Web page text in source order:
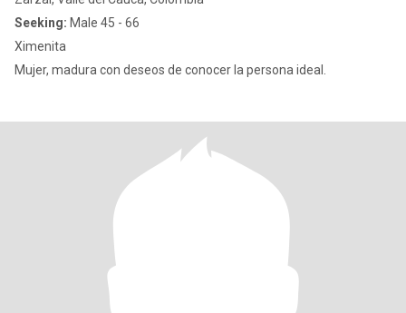
Seeking: Male 45 - 66
Ximenita
Mujer, madura con deseos de conocer la persona ideal.